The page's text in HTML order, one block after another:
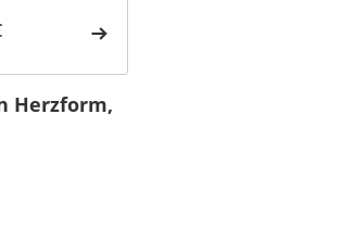
Herzform,